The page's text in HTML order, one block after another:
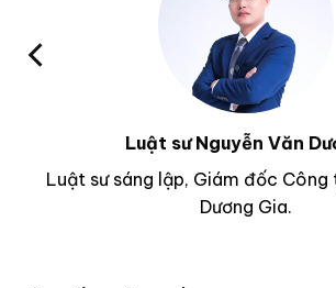
Luật sư Nguyễn Văn
Luật sư sáng lập, Giám đốc Công
Dương Gia.